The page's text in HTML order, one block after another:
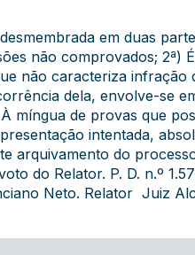
em duas
não comprovados; 2ª)
não caracteriza infração
dela, envolve-se
míngua de provas que
intentada,
arquivamento do
do Relator. P. D. n.º
Neto. Relator  Juiz